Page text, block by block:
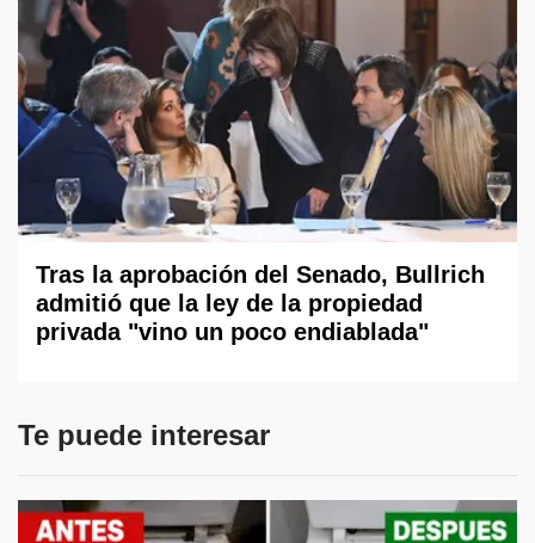
Tras la aprobación del Senado, Bullrich
admitió que la ley de la propiedad
privada "vino un poco endiablada"
Te puede interesar